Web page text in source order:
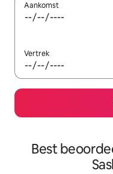
Aankomst
Vertrek
Best